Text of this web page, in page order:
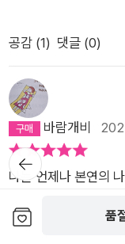
품
존재하는 타자가 공
거하는 모든 존재를
수 있을지도 모르겠
방식이 등장한다. 아
보를 얻고 이 정보를
구인들은 서로 다른
방식은 수많은 자아
로 온전히 의사소통하
들의 의사소통과 정보
동과 지구의 어린아
는 감정의 떨림을 느
동새는 의도적으로
책들은 다음과 같다
릴게요]-자이언트북
빗홀. 2025년)'비구
2025년)여기에 '진동
학회'의 의뢰를 받아
이포그라피로 써서 전
이것도 보면 좋을 듯
k-s-t.org/
html)여기에 덧붙이
은 거라면, 그런 건
지근한 슬픔- 그 자각
재를 충분히 설명할
의 경계가 있고 그 경
는 깨달음에서 오는
맛이 났다. 탐구할 가
근한 슬픔- 인간은 살
고, 그래서 너무 많
둥 치는 움직임마다
1쪽)라는 단 한 줄의
는다. 소통의 본질을
물 주파수울산 해역
과학자 임영선, 손녀
주파수, 인간과 로봇,
간다.“한 번은 돌아와
의 여정은 귀향과 성
은 실제 도시 변화가
소란어느 날 전 세계
북극에서 소리를 채
소설적 기풍을
페이스 조절 잘해서
공감 (1) 댓글 (0)
바람개비
나는 언제나 본연의
고. 나는 누구일까?
고 싶지 않은 나, 나를
뒤로가
기